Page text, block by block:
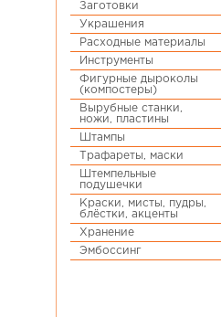
Заготовки
Украшения
Расходные материалы
Инструменты
Фигурные дыроколы
(компостеры)
Вырубные станки,
ножи, пластины
Штампы
Трафареты, маски
Штемпельные
подушечки
Краски, мисты, пудры,
блёстки, акценты
Хранение
Эмбоссинг